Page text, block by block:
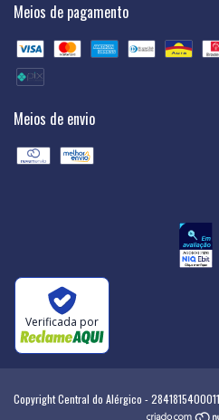
Meios de pagamento
Meios de envio
Verificada por
Copyright Central do Alérgico -